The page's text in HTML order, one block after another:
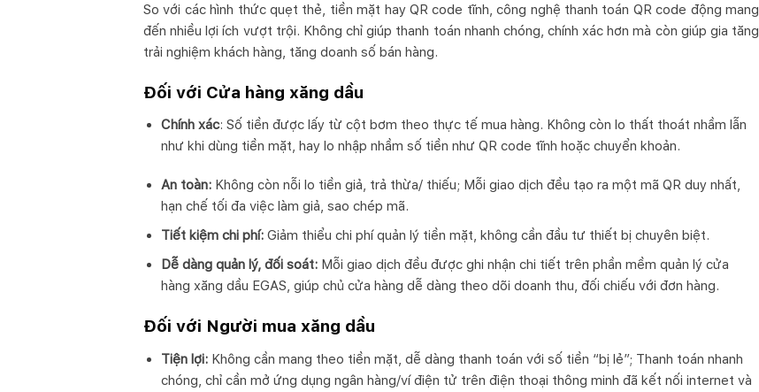
So với các hình thức quẹt thẻ, tiền mặt hay QR code tĩnh, công nghệ thanh toán QR code động mang
đến nhiều lợi ích vượt trội. Không chỉ giúp thanh toán nhanh chóng, chính xác hơn mà còn giúp gia tăng
trải nghiệm khách hàng, tăng doanh số bán hàng.
Đối với Cửa hàng xăng dầu
Chính xác: Số tiền được lấy từ cột bơm theo thực tế mua hàng. Không còn lo thất thoát nhầm lẫn
như khi dùng tiền mặt, hay lo nhập nhầm số tiền như QR code tĩnh hoặc chuyển khoản.
An toàn: Không còn nỗi lo tiền giả, trả thừa/ thiếu; Mỗi giao dịch đều tạo ra một mã QR duy nhất,
hạn chế tối đa việc làm giả, sao chép mã.
Tiết kiệm chi phí: Giảm thiểu chi phí quản lý tiền mặt, không cần đầu tư thiết bị chuyên biệt.
Dễ dàng quản lý, đối soát: Mỗi giao dịch đều được ghi nhận chi tiết trên phần mềm quản lý cửa
hàng xăng dầu EGAS, giúp chủ cửa hàng dễ dàng theo dõi doanh thu, đối chiếu với đơn hàng.
Đối với Người mua xăng dầu
Tiện lợi: Không cần mang theo tiền mặt, dễ dàng thanh toán với số tiền “bị lẻ”; Thanh toán nhanh
chóng, chỉ cần mở ứng dụng ngân hàng/ví điện tử trên điện thoại thông minh đã kết nối internet và